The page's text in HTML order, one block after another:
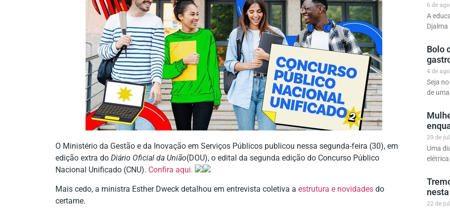
O Ministério da Gestão e da Inovação em Serviços Públicos publicou nessa segunda-feira (30), em
edição extra do Diário Oficial da União(DOU), o edital da segunda edição do Concurso Público
Nacional Unificado (CNU). Confira aqui.
Mais cedo, a ministra Esther Dweck detalhou em entrevista coletiva a estrutura e novidades do
certame.
6 de
A
Bolo
4 de
Seja
de
29 de
Uma
22 de